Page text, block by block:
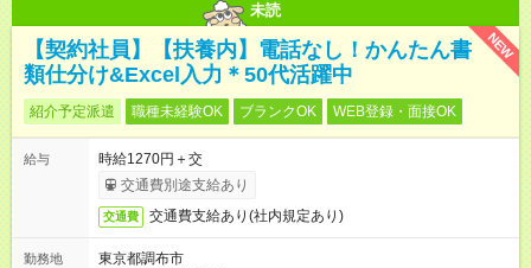
未読
NEW
【契約社員】【扶養内】電話なし！かんたん書
類仕分け&Excel入力＊50代活躍中
紹介予定派遣 職種未経験OK ブランクOK WEB登録・面接OK
給与
時給1270円＋交
交通費別途支給あり
交通費 交通費支給あり(社内規定あり)
勤務地
東京都調布市